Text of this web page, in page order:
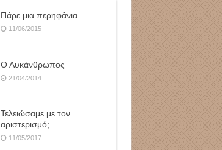
Πάρε μια περηφάνια
11/06/2015
Ο Λυκάνθρωπος
21/04/2014
Τελειώσαμε με τον
αριστερισμό;
11/05/2017